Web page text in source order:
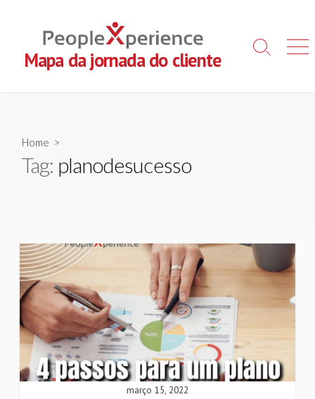
content
Mapa da jornada do cliente
Search
Home >
Tag: planodesucesso
março 15, 2022